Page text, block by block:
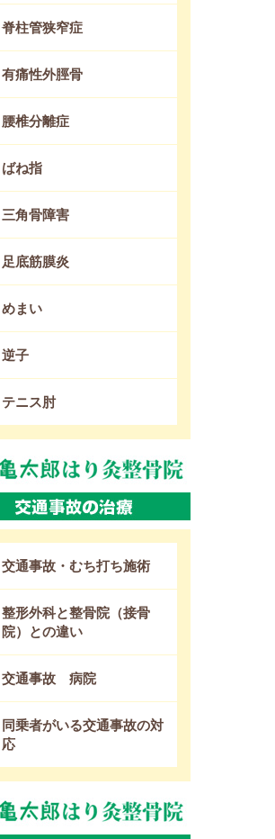
脊柱管狭窄症
有痛性外脛骨
腰椎分離症
ばね指
三角骨障害
足底筋膜炎
めまい
逆子
テニス肘
交通事故・むち打ち施術
整形外科と整骨院（接骨
院）との違い
交通事故 病院
同乗者がいる交通事故の対
応